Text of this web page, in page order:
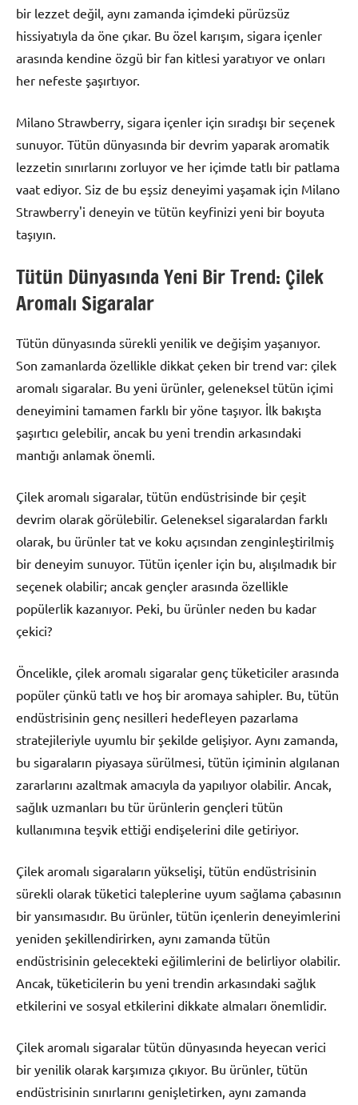
bir lezzet değil, aynı zamanda içimdeki pürüzsüz
hissiyatıyla da öne çıkar. Bu özel karışım, sigara içenler
arasında kendine özgü bir fan kitlesi yaratıyor ve onları
her nefeste şaşırtıyor.
Milano Strawberry, sigara içenler için sıradışı bir seçenek
sunuyor. Tütün dünyasında bir devrim yaparak aromatik
lezzetin sınırlarını zorluyor ve her içimde tatlı bir patlama
vaat ediyor. Siz de bu eşsiz deneyimi yaşamak için Milano
Strawberry'i deneyin ve tütün keyfinizi yeni bir boyuta
taşıyın.
Tütün Dünyasında Yeni Bir Trend: Çilek
Aromalı Sigaralar
Tütün dünyasında sürekli yenilik ve değişim yaşanıyor.
Son zamanlarda özellikle dikkat çeken bir trend var: çilek
aromalı sigaralar. Bu yeni ürünler, geleneksel tütün içimi
deneyimini tamamen farklı bir yöne taşıyor. İlk bakışta
şaşırtıcı gelebilir, ancak bu yeni trendin arkasındaki
mantığı anlamak önemli.
Çilek aromalı sigaralar, tütün endüstrisinde bir çeşit
devrim olarak görülebilir. Geleneksel sigaralardan farklı
olarak, bu ürünler tat ve koku açısından zenginleştirilmiş
bir deneyim sunuyor. Tütün içenler için bu, alışılmadık bir
seçenek olabilir; ancak gençler arasında özellikle
popülerlik kazanıyor. Peki, bu ürünler neden bu kadar
çekici?
Öncelikle, çilek aromalı sigaralar genç tüketiciler arasında
popüler çünkü tatlı ve hoş bir aromaya sahipler. Bu, tütün
endüstrisinin genç nesilleri hedefleyen pazarlama
stratejileriyle uyumlu bir şekilde gelişiyor. Aynı zamanda,
bu sigaraların piyasaya sürülmesi, tütün içiminin algılanan
zararlarını azaltmak amacıyla da yapılıyor olabilir. Ancak,
sağlık uzmanları bu tür ürünlerin gençleri tütün
kullanımına teşvik ettiği endişelerini dile getiriyor.
Çilek aromalı sigaraların yükselişi, tütün endüstrisinin
sürekli olarak tüketici taleplerine uyum sağlama çabasının
bir yansımasıdır. Bu ürünler, tütün içenlerin deneyimlerini
yeniden şekillendirirken, aynı zamanda tütün
endüstrisinin gelecekteki eğilimlerini de belirliyor olabilir.
Ancak, tüketicilerin bu yeni trendin arkasındaki sağlık
etkilerini ve sosyal etkilerini dikkate almaları önemlidir.
Çilek aromalı sigaralar tütün dünyasında heyecan verici
bir yenilik olarak karşımıza çıkıyor. Bu ürünler, tütün
endüstrisinin sınırlarını genişletirken, aynı zamanda